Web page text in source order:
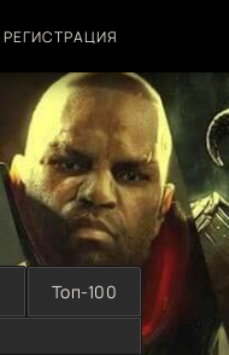
РЕГИСТРАЦИЯ
Топ-100